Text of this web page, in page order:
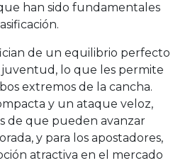
han sido fundamentales
de un equilibrio perfecto
lo que les permite
extremos de la cancha.
y un ataque veloz,
de que pueden avanzar
y para los apostadores,
atractiva en el mercado